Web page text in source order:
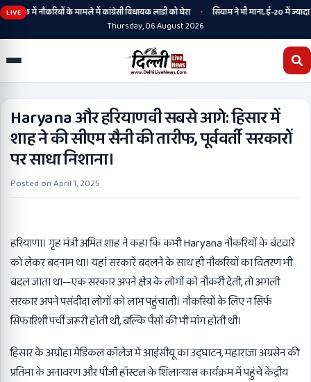
LIVEमें नौकरियों के मामले में कांग्रेसी विधायक लाडी को घेरा •
सियाम ने भी माना, ई-20 में ज्यादा
Thursday, 06 August 2026
Haryana और हरियाणवी सबसे आगे: हिसार में
शाह ने की सीएम सैनी की तारीफ, पूर्ववर्ती सरकारों
पर साधा निशाना।
Posted onApril 1, 2025
हरियाणा। गृह मंत्री अमित शाह ने कहा कि कभी Haryana नौकरियों के बंटवारे
को लेकर बदनाम था। यहां सरकारें बदलने के साथ ही नौकरियों का वितरण भी
बदल जाता था—एक सरकार अपने क्षेत्र के लोगों को नौकरी देती, तो अगली
सरकार अपने पसंदीदा लोगों को लाभ पहुंचाती। नौकरियों के लिए न सिर्फ
सिफारिशी पर्ची जरूरी होती थी, बल्कि पैसों की भी मांग होती थी।
हिसार के अग्रोहा मेडिकल कॉलेज में आईसीयू का उद्घाटन, महाराजा अग्रसेन की
प्रतिमा के अनावरण और पीजी हॉस्टल के शिलान्यास कार्यक्रम में पहुंचे केंद्रीय